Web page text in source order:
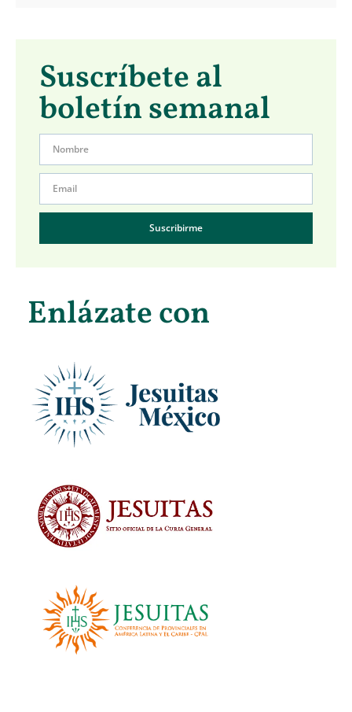
Suscríbete al
boletín semanal
Suscribirme
Enlázate con